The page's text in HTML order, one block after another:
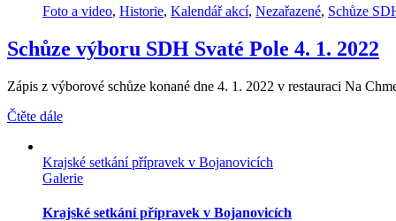
Foto a video, Historie, Kalendář akcí, Nezařazené, Schůze
Schůze výboru SDH Svaté Pole 4. 1. 2022
Zápis z výborové schůze konané dne 4. 1. 2022 v restauraci Na
Čtěte dále
Krajské setkání přípravek v Bojanovicích
Galerie
Krajské setkání přípravek v Bojanovicích